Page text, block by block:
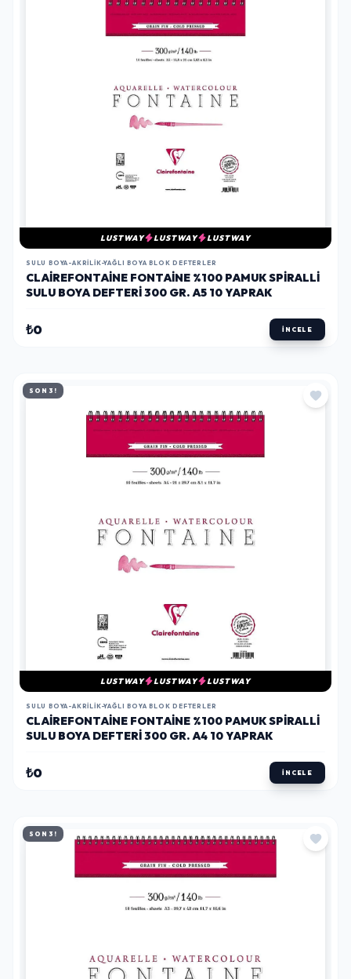
LUSTWAY LUSTWAY LUSTWAY
SULU BOYA-AKRILIK-YAĞLI BOYA BLOK DEFTERLER
CLAIREFONTAINE FONTAINE %100 PAMUK SPIRALLI
SULU BOYA DEFTERI 300 GR. A5 10 YAPRAK
₺0 İNCELE
SON 3!
LUSTWAY LUSTWAY LUSTWAY
SULU BOYA-AKRILIK-YAĞLI BOYA BLOK DEFTERLER
CLAIREFONTAINE FONTAINE %100 PAMUK SPIRALLI
SULU BOYA DEFTERI 300 GR. A4 10 YAPRAK
₺0 İNCELE
SON 3!